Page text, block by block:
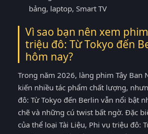
bảng, laptop, Smart TV
Vì sao bạn nên xem
triệu đô: Từ Tokyo đến
hôm nay?
Trong năm 2026, làng phim Tây Ban
kiến nhiều tác phẩm chất lượng,
đô: Từ Tokyo đến Berlin vẫn nổi bật
chẽ và những cú twist bất ngờ. Đặc
của thể loại Tài Liệu, Phi vụ triệu đô: